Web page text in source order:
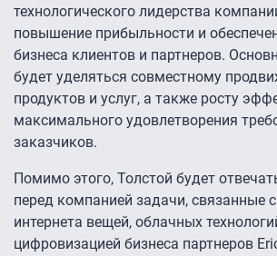
технологического лидерства
повышение прибыльности и
бизнеса клиентов и партнеров.
будет уделяться совместному
продуктов и услуг, а также росту
максимального удовлетворения
заказчиков.
Помимо этого, Толстой будет
перед компанией задачи, связанные
интернета вещей, облачных
цифровизацией бизнеса партнеров